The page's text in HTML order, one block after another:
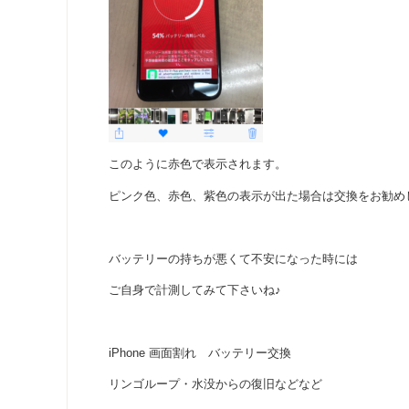
このように赤色で表示されます。
ピンク色、赤色、紫色の表示が出た場合は交換をお勧め
バッテリーの持ちが悪くて不安になった時には
ご自身で計測してみて下さいね♪
iPhone 画面割れ バッテリー交換
リンゴループ・水没からの復旧などなど